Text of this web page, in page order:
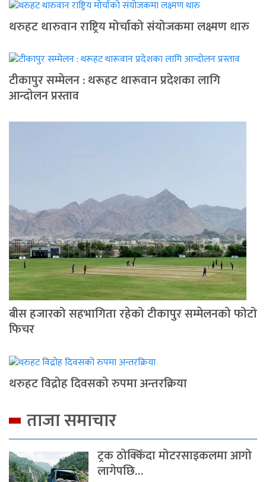
थरुहट थारुवान राष्ट्रिय मोर्चाको संयोजकमा लक्ष्मण थारु
टीकापुर सम्मेलन : थरूहट थारूवान प्रदेशका लागि
आन्दाेलन प्रस्ताव
बीस हजारको सहभागिता रहेको टीकापुर सम्मेलनको फोटो
फिचर
थरुहट विद्रोह दिवसको रुपमा अन्तरक्रिया
ताजा समाचार
ट्रक ठोक्किँदा मोटरसाइकलमा आगो
लागेपछि…